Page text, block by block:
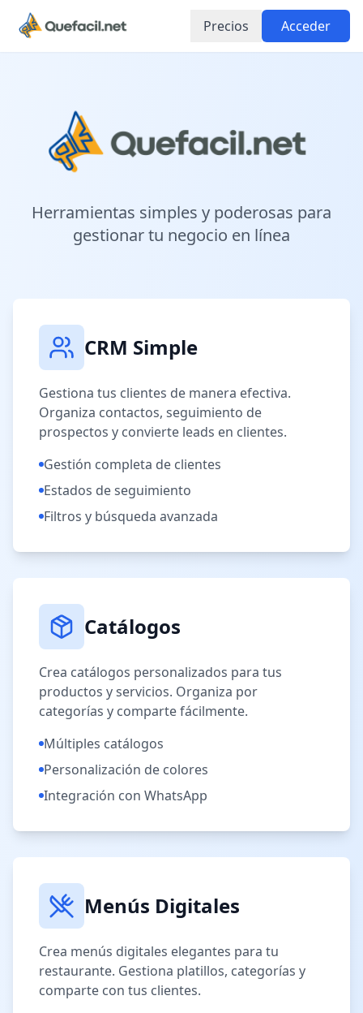
Precios Acceder
Herramientas simples y poderosas para
gestionar tu negocio en línea
CRM Simple
Gestiona tus clientes de manera efectiva.
Organiza contactos, seguimiento de
prospectos y convierte leads en clientes.
Gestión completa de clientes
Estados de seguimiento
Filtros y búsqueda avanzada
Catálogos
Crea catálogos personalizados para tus
productos y servicios. Organiza por
categorías y comparte fácilmente.
Múltiples catálogos
Personalización de colores
Integración con WhatsApp
Menús Digitales
Crea menús digitales elegantes para tu
restaurante. Gestiona platillos, categorías y
comparte con tus clientes.